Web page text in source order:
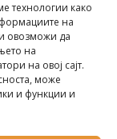
технологии како
на
овозможи да
на
на овој сајт.
може
и функции и